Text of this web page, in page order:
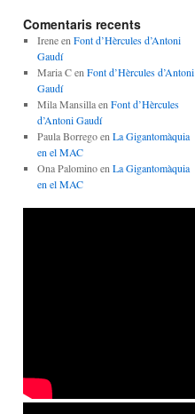
Comentaris recents
Ireneen Font d’Hèrcules d’Antoni
Gaudí
Maria Cen Font d’Hèrcules d’Antoni
Gaudí
Mila Mansillaen Font d’Hèrcules
d’Antoni Gaudí
Paula Borregoen La Gigantomàquia
en el MAC
Ona Palominoen La Gigantomàquia
en el MAC